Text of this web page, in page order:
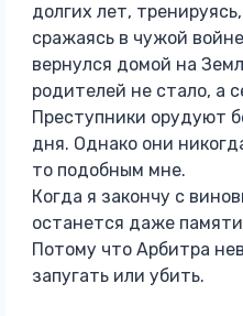
долгих лет,
сражаясь в чужой
вернулся домой на
родителей не стало, а
Преступники орудуют
дня. Однако они
то подобным мне.
Когда я закончу с
останется даже
Потому что Арбитра
запугать или убить.